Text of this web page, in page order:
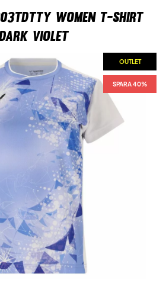
Women T-shirt
Violet
OUTLET
SPARA 40%
OUTLET
SPARA 40%
OUTLET
SPARA 40%
OUTLET
SPARA 40%